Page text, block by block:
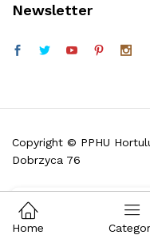
Newsletter
Copyright © PPHU
Dobrzyca 76
Home
Skontaktuj się z